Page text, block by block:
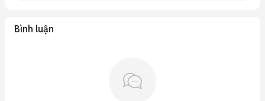
Bình luận